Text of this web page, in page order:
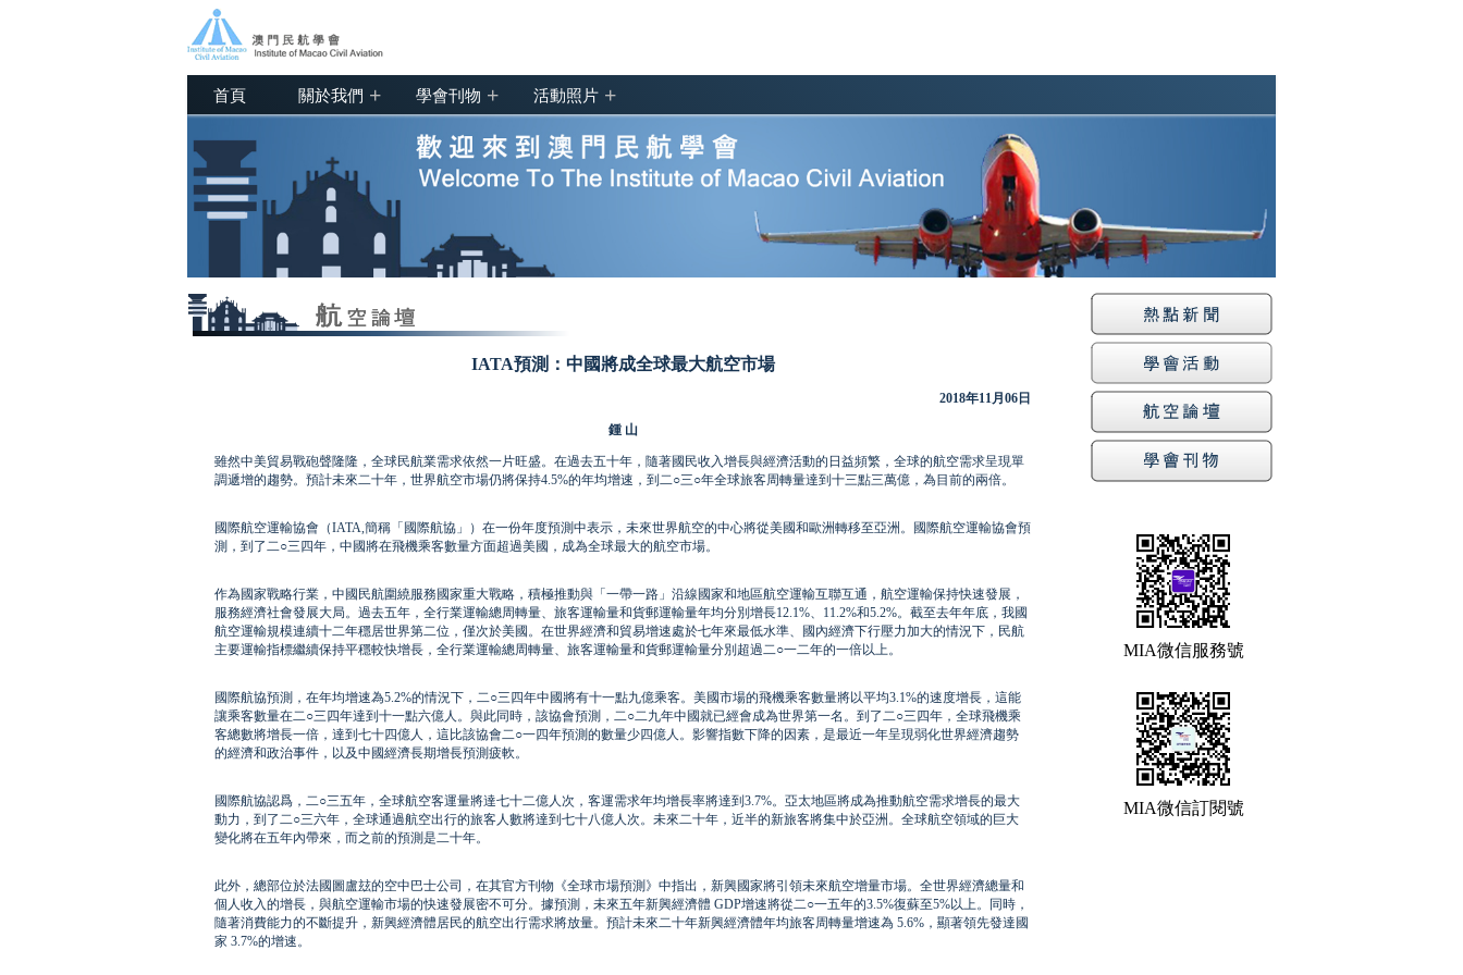
首頁 關於我們 + 學會刊物 + 活動照片 +
IATA預測：中國將成全球最大航空市場
2018年11月06日
鍾 山
雖然中美貿易戰砲聲隆隆，全球民航業需求依然一片旺盛。在過去五十年，隨著國民收入增長與經濟活動的日益頻繁，全球的航空需求呈現單
調遞增的趨勢。預計未來二十年，世界航空市場仍將保持4.5%的年均增速，到二○三○年全球旅客周轉量達到十三點三萬億，為目前的兩倍。
國際航空運輸協會（IATA,簡稱「國際航協」）在一份年度預測中表示，未來世界航空的中心將從美國和歐洲轉移至亞洲。國際航空運輸協會預
測，到了二○三四年，中國將在飛機乘客數量方面超過美國，成為全球最大的航空市場。
作為國家戰略行業，中國民航圍繞服務國家重大戰略，積極推動與「一帶一路」沿線國家和地區航空運輸互聯互通，航空運輸保持快速發展，
服務經濟社會發展大局。過去五年，全行業運輸總周轉量、旅客運輸量和貨郵運輸量年均分別增長12.1%、11.2%和5.2%。截至去年年底，我國
航空運輸規模連續十二年穩居世界第二位，僅次於美國。在世界經濟和貿易增速處於七年來最低水準、國內經濟下行壓力加大的情況下，民航
主要運輸指標繼續保持平穩較快增長，全行業運輸總周轉量、旅客運輸量和貨郵運輸量分別超過二○一二年的一倍以上。
國際航協預測，在年均增速為5.2%的情況下，二○三四年中國將有十一點九億乘客。美國市場的飛機乘客數量將以平均3.1%的速度增長，這能
讓乘客數量在二○三四年達到十一點六億人。與此同時，該協會預測，二○二九年中國就已經會成為世界第一名。到了二○三四年，全球飛機乘
客總數將增長一倍，達到七十四億人，這比該協會二○一四年預測的數量少四億人。影響指數下降的因素，是最近一年呈現弱化世界經濟趨勢
的經濟和政治事件，以及中國經濟長期增長預測疲軟。
國際航協認爲，二○三五年，全球航空客運量將達七十二億人次，客運需求年均增長率將達到3.7%。亞太地區將成為推動航空需求增長的最大
動力，到了二○三六年，全球通過航空出行的旅客人數將達到七十八億人次。未來二十年，近半的新旅客將集中於亞洲。全球航空領域的巨大
變化將在五年內帶來，而之前的預測是二十年。
此外，總部位於法國圖盧玆的空中巴士公司，在其官方刊物《全球市場預測》中指出，新興國家將引領未來航空增量市場。全世界經濟總量和
個人收入的增長，與航空運輸市場的快速發展密不可分。據預測，未來五年新興經濟體 GDP增速將從二○一五年的3.5%復蘇至5%以上。同時，
隨著消費能力的不斷提升，新興經濟體居民的航空出行需求將放量。預計未來二十年新興經濟體年均旅客周轉量增速為 5.6%，顯著領先發達國
家 3.7%的增速。
MIA微信服務號
MIA微信訂閱號